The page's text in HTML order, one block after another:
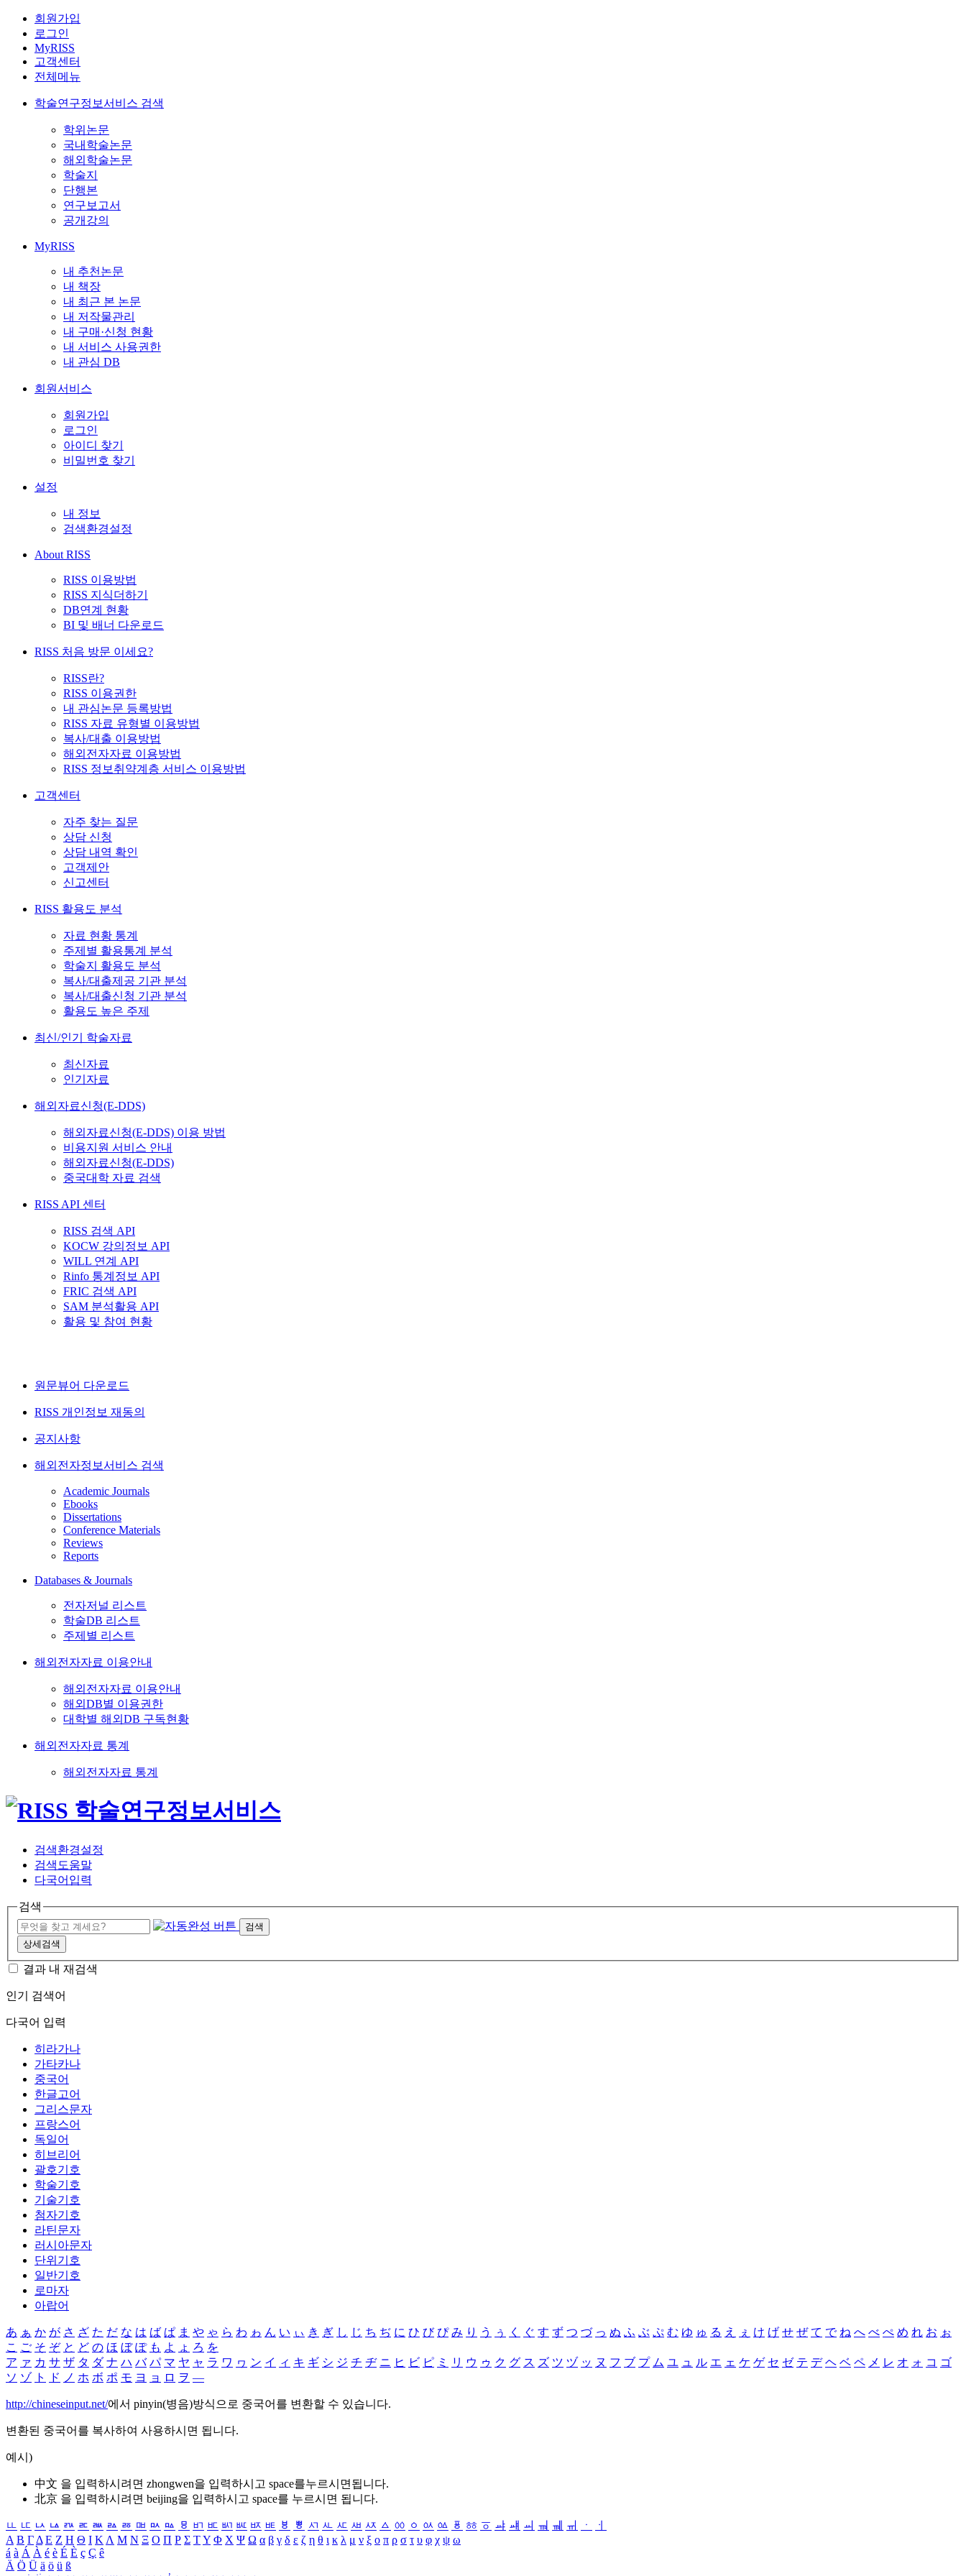
회원가입
로그인
MyRISS
고객센터
전체메뉴
학술연구정보서비스 검색
학위논문
국내학술논문
해외학술논문
학술지
단행본
연구보고서
공개강의
MyRISS
내 추천논문
내 책장
내 최근 본 논문
내 저작물관리
내 구매·신청 현황
내 서비스 사용권한
내 관심 DB
회원서비스
회원가입
로그인
아이디 찾기
비밀번호 찾기
설정
내 정보
검색환경설정
About RISS
RISS 이용방법
RISS 지식더하기
DB연계 현황
BI 및 배너 다운로드
RISS 처음 방문 이세요?
RISS란?
RISS 이용권한
내 관심논문 등록방법
RISS 자료 유형별 이용방법
복사/대출 이용방법
해외전자자료 이용방법
RISS 정보취약계층 서비스 이용방법
고객센터
자주 찾는 질문
상담 신청
상담 내역 확인
고객제안
신고센터
RISS 활용도 분석
자료 현황 통계
주제별 활용통계 분석
학술지 활용도 분석
복사/대출제공 기관 분석
복사/대출신청 기관 분석
활용도 높은 주제
최신/인기 학술자료
최신자료
인기자료
해외자료신청(E-DDS)
해외자료신청(E-DDS) 이용 방법
비용지원 서비스 안내
해외자료신청(E-DDS)
중국대학 자료 검색
RISS API 센터
RISS 검색 API
KOCW 강의정보 API
WILL 연계 API
Rinfo 통계정보 API
FRIC 검색 API
SAM 분석활용 API
활용 및 참여 현황
원문뷰어 다운로드
RISS 개인정보 재동의
공지사항
해외전자정보서비스 검색
Academic Journals
Ebooks
Dissertations
Conference Materials
Reviews
Reports
Databases & Journals
전자저널 리스트
학술DB 리스트
주제별 리스트
해외전자자료 이용안내
해외전자자료 이용안내
해외DB별 이용권한
대학별 해외DB 구독현황
해외전자자료 통계
해외전자자료 통계
검색환경설정
검색도움말
다국어입력
검색
검색
상세검색
결과 내 재검색
인기 검색어
다국어 입력
히라가나
가타카나
중국어
한글고어
그리스문자
프랑스어
독일어
히브리어
괄호기호
학술기호
기술기호
첨자기호
라틴문자
러시아문자
단위기호
일반기호
로마자
아랍어
あ ぁ か が さ ざ た だ な は ば ぱ ま や ゃ ら わ ゎ ん い ぃ き ぎ し じ ち ぢ に ひ び ぴ み り う ぅ く ぐ す ず つ づ っ ぬ ふ ぶ ぷ む ゆ ゅ る え ぇ け げ せ ぜ て で ね へ べ ぺ め れ お ぉ
こ ご そ ぞ と ど の ほ ぼ ぽ も よ ょ ろ を
ア ァ カ サ ザ タ ダ ナ ハ バ パ マ ヤ ャ ラ ワ ヮ ン イ ィ キ ギ シ ジ チ ヂ ニ ヒ ビ ピ ミ リ ウ ゥ ク グ ス ズ ツ ヅ ッ ヌ フ ブ プ ム ユ ュ ル エ ェ ケ ゲ セ ゼ テ デ ヘ ベ ペ メ レ オ ォ コ ゴ
ソ ゾ ト ド ノ ホ ボ ポ モ ヨ ョ ロ ヲ ―
http://chineseinput.net/에서 pinyin(병음)방식으로 중국어를 변환할 수 있습니다.
변환된 중국어를 복사하여 사용하시면 됩니다.
예시)
中文 을 입력하시려면 zhongwen을 입력하시고 space를누르시면됩니다.
北京 을 입력하시려면 beijing을 입력하시고 space를 누르시면 됩니다.
ㅥ ㅦ ㅧ ㅨ ㅩ ㅪ ㅫ ㅬ ㅭ ㅮ ㅯ ㅰ ㅱ ㅲ ㅳ ㅴ ㅵ ㅶ ㅷ ㅸ ㅹ ㅺ ㅻ ㅼ ㅽ ㅾ ㅿ ㆀ ㆁ ㆂ ㆃ ㆄ ㆅ ㆆ ㆇ ㆈ ㆉ ㆊ ㆋ ㆌ ㆍ
ㆎ
Α Β ΓΔ Ε Ζ Η Θ Ι ΚΛ Μ Ν Ξ Ο Π Ρ Σ ΤΥ Φ Χ Ψ Ω α β γ δ ε ζ η θ ι κ λ μ ν ξ ο π ρ σ τ υ φ χ ψ ω
á à Á À é è É È ç Ç ê
Ä Ö Ü ä ö ü ß